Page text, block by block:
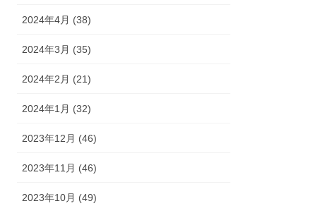
2024年4月 (38)
2024年3月 (35)
2024年2月 (21)
2024年1月 (32)
2023年12月 (46)
2023年11月 (46)
2023年10月 (49)